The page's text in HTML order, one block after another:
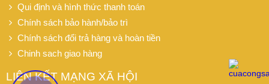
Qui định và hình thức thanh toán
Chính sách bảo hành/bảo trì
Chính sách đổi trả hàng và hoàn tiền
Chinh sach giao hàng
LIÊN KẾT MẠNG XÃ HỘI